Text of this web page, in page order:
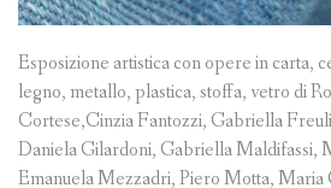
Esposizione artistica con opere in carta,
legno, metallo, plastica, stoffa, vetro di
Cortese,Cinzia Fantozzi, Gabriella
Daniela Gilardoni, Gabriella Maldifassi,
Emanuela Mezzadri, Piero Motta,